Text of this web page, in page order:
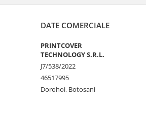
DATE COMERCIALE
PRINTCOVER
TECHNOLOGY S.R.L.
J7/538/2022
46517995
Dorohoi, Botosani